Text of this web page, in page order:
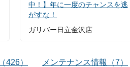
中！】年に一度のチャンスを逃
がすな！
ガリバー日立金沢店
（426） メンテナンス情報 （7）